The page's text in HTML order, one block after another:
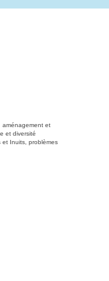
aménagement et
et diversité
et Inuits, problèmes